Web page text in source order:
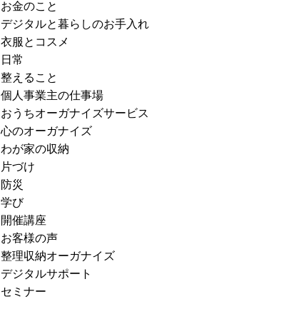
お金のこと
デジタルと暮らしのお手入れ
衣服とコスメ
日常
整えること
個人事業主の仕事場
おうちオーガナイズサービス
心のオーガナイズ
わが家の収納
片づけ
防災
学び
開催講座
お客様の声
整理収納オーガナイズ
デジタルサポート
セミナー